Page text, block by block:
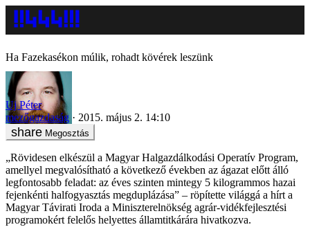
Ha Fazekasékon múlik, rohadt kövérek leszünk
Uj Péter
mezőgazdaság
2015. május 2. 14:10
Megosztás
„Rövidesen elkészül a Magyar Halgazdálkodási Operatív Program,
amellyel megvalósítható a következő években az ágazat előtt álló
legfontosabb feladat: az éves szinten mintegy 5 kilogrammos hazai
fejenkénti halfogyasztás megduplázása” – röpítette világgá a hírt a
Magyar Távirati Iroda a Miniszterelnökség agrár-vidékfejlesztési
programokért felelős helyettes államtitkárára hivatkozva.